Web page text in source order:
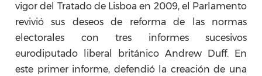
vigor del Tratado de Lisboa en 2009, el Parlamento
revivió sus deseos de reforma de las normas
electorales con tres informes sucesivos
eurodiputado liberal británico Andrew Duff. En
este primer informe, defendió la creación de una